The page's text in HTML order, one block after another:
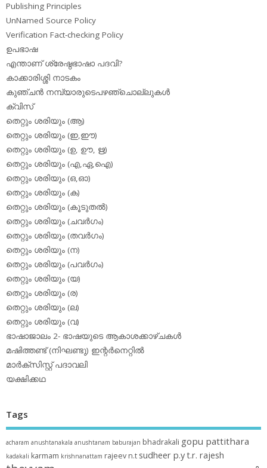
Publishing Principles
UnNamed Source Policy
Verification Fact-checking Policy
ഉപഭാഷ
എന്താണ് ശ്രേഷ്ഠഭാഷാ പദവി?
കാക്കാരിശ്ശി നാടകം
കുഞ്ചന്‍ നമ്പ്യാരുടെപഴഞ്ചൊല്ലുകള്‍
ക്വിസ്
തെറ്റും ശരിയും (ആ)
തെറ്റും ശരിയും (ഇ,ഈ)
തെറ്റും ശരിയും (ഉ, ഊ, ഋ)
തെറ്റും ശരിയും (എ,ഏ,ഐ)
തെറ്റും ശരിയും (ഒ,ഓ)
തെറ്റും ശരിയും (ക)
തെറ്റും ശരിയും (കൂടുതല്‍)
തെറ്റും ശരിയും (ചവര്‍ഗം)
തെറ്റും ശരിയും (തവര്‍ഗം)
തെറ്റും ശരിയും (ന)
തെറ്റും ശരിയും (പവര്‍ഗം)
തെറ്റും ശരിയും (യ)
തെറ്റും ശരിയും (ര)
തെറ്റും ശരിയും (ല)
തെറ്റും ശരിയും (വ)
ഭാഷാജാലം 2- ഭാഷയുടെ ആകാശക്കാഴ്ചകള്‍
മഷിത്തണ്ട് (നിഘണ്ടു) ഇന്റര്‍നെറ്റില്‍
മാര്‍ക്‌സിസ്റ്റ് പദാവലി
യക്ഷിക്കഥ
Tags
acharam anushtanakala anushtanam baburajan bhadrakali gopu pattithara
kadakali karmam krishnanattam rajeev n.t sudheer p.yt.r. rajesh